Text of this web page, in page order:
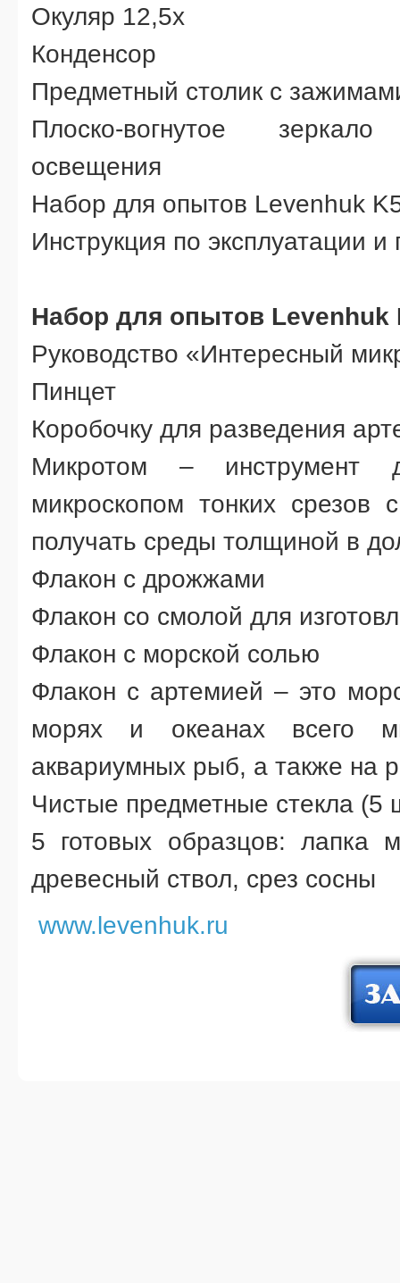
Окуляр 12,5х
Конденсор
Предметный столик с
Плоско-вогнутое
освещения
Набор для опытов Levenhuk
Инструкция по эксплуатации
Набор для опытов Levenhuk
Руководство «Интересный
Пинцет
Коробочку для разведения
Микротом – инструмент
микроскопом тонких срезов
получать среды толщиной в
Флакон с дрожжами
Флакон со смолой для
Флакон с морской солью
Флакон с артемией – это
морях и океанах всего
аквариумных рыб, а также на
Чистые предметные стекла (5
5 готовых образцов: лапка
древесный ствол, срез сосны
www.levenhuk.ru